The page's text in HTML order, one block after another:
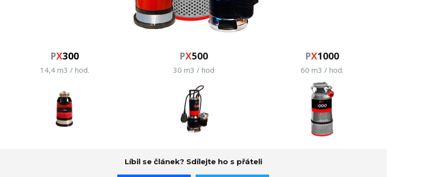
PX300 PX500 PX1000
14,4 m3 / hod. 30 m3 / hod 60 m3 / hod.
Líbil se článek? Sdílejte ho s přáteli